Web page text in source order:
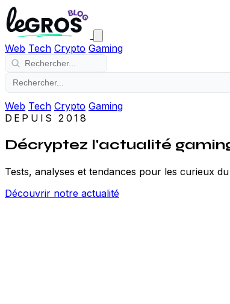
Web Tech Crypto Gaming
Web Tech Crypto Gaming
DEPUIS 2018
Décryptez l'actualité
Tests, analyses et tendances pour les curieux
Découvrir notre actualité